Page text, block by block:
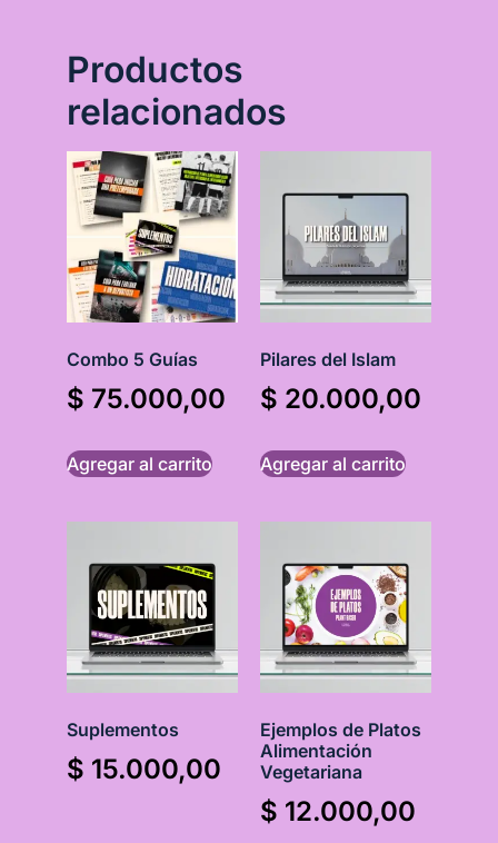
Productos
relacionados
Combo 5 Guías
$ 75.000,00
Agregar al carrito
Pilares del Islam
$ 20.000,00
Agregar al carrito
Suplementos
$ 15.000,00
Ejemplos de Platos
Alimentación
Vegetariana
$ 12.000,00